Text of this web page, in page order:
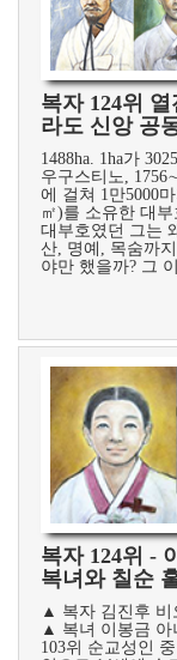
복자 124위 열
라도 신앙 공
1488ha. 1ha가
우구스티노,
에 걸쳐 1만5000
㎡)를 소유한 대
대부호였던 그는
산, 명예, 목숨까
야만 했을까? 그
복자 124위 -
복녀와 칠순
▲ 복자 김진후 비
▲ 복녀 이봉금 아
103위 순교성인